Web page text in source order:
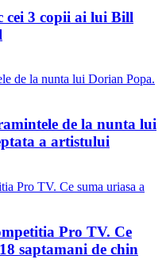
cei 3 copii ai lui Bill
de la nunta lui
a artistului
Pro TV. Ce
saptamani de chin